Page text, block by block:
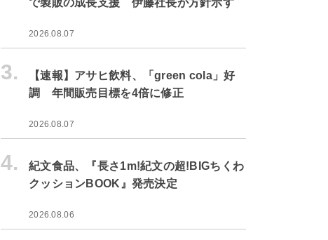
2026.08.07
3.
【速報】アサヒ飲料、「green cola」好
調 年間販売目標を4倍に修正
2026.08.07
4.
紀文食品、『長さ1m!紀文の超!BIGちくわ
クッションBOOK』発売決定
2026.08.06